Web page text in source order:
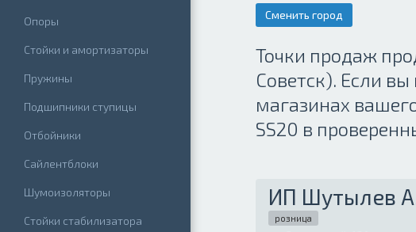
Опоры
Стойки и амортизаторы
Пружины
Подшипники ступицы
Отбойники
Сайлентблоки
Шумоизоляторы
Стойки стабилизатора
Сменить город
Точки продаж
Советск). Если
магазинах
SS20 в
ИП Шутылев
розница